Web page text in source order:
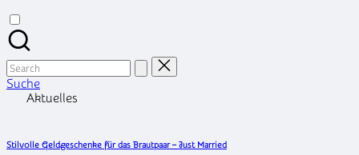
Search
for:
Suche
Aktuelles
Stilvolle Geldgeschenke für das Brautpaar – Just Married